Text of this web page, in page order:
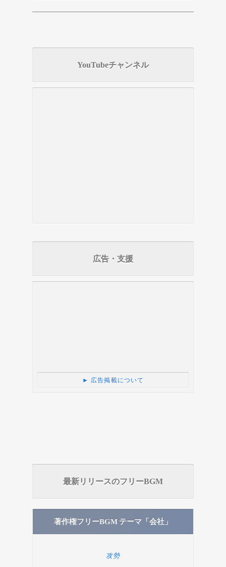
YouTubeチャンネル
広告・支援
► 広告掲載について
最新リリースのフリーBGM
著作権フリーBGM テーマ「会社」
攻勢